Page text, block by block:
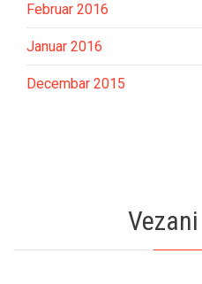
Februar 2016
Januar 2016
Decembar 2015